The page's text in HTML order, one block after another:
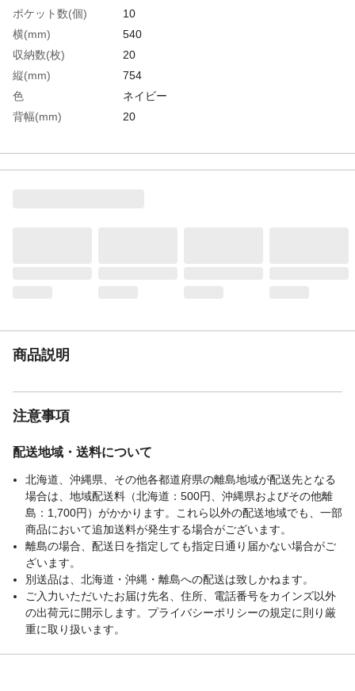
ポケット数(個)
10
横(mm)
540
収納数(枚)
20
縦(mm)
754
色
ネイビー
背幅(mm)
20
生産国
インドネシア
商品説明
注意事項
配送地域・送料について
北海道、沖縄県、その他各都道府県の離島地域が配送先となる
場合は、地域配送料（北海道：500円、沖縄県およびその他離
島：1,700円）がかかります。これら以外の配送地域でも、一部
商品において追加送料が発生する場合がございます。
離島の場合、配送日を指定しても指定日通り届かない場合がご
ざいます。
別送品は、北海道・沖縄・離島への配送は致しかねます。
ご入力いただいたお届け先名、住所、電話番号をカインズ以外
の出荷元に開示します。プライバシーポリシーの規定に則り厳
重に取り扱います。